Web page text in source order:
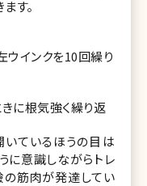
す。
ウインクを10回繰り
に根気強く繰り返
いているほうの目は
に意識しながらトレ
の筋肉が発達してい